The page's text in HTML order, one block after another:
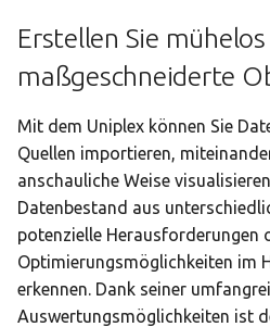
s
i
e
t
Erstellen Sie mühelos
maßgeschneiderte
Mit dem Uniplex können Sie
Quellen importieren,
anschauliche Weise
Datenbestand aus
potenzielle Herausforderungen
Optimierungsmöglichkeiten im
erkennen. Dank seiner
Auswertungsmöglichkeiten ist